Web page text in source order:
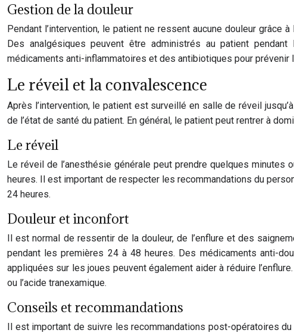
Gestion de la douleur
Pendant l’intervention, le patient ne ressent aucune douleur grâce
Des analgésiques peuvent être administrés au patient
médicaments anti-inflammatoires et des antibiotiques pour prévenir
Le réveil et la convalescence
Après l’intervention, le patient est surveillé en salle de réveil
de l’état de santé du patient. En général, le patient peut rentrer à
Le réveil
Le réveil de l’anesthésie générale peut prendre quelques
heures. Il est important de respecter les recommandations du
24 heures.
Douleur et inconfort
Il est normal de ressentir de la douleur, de l’enflure et des
pendant les premières 24 à 48 heures. Des médicaments anti-
appliquées sur les joues peuvent également aider à réduire
ou l’acide tranexamique.
Conseils et recommandations
Il est important de suivre les recommandations post-opératoires